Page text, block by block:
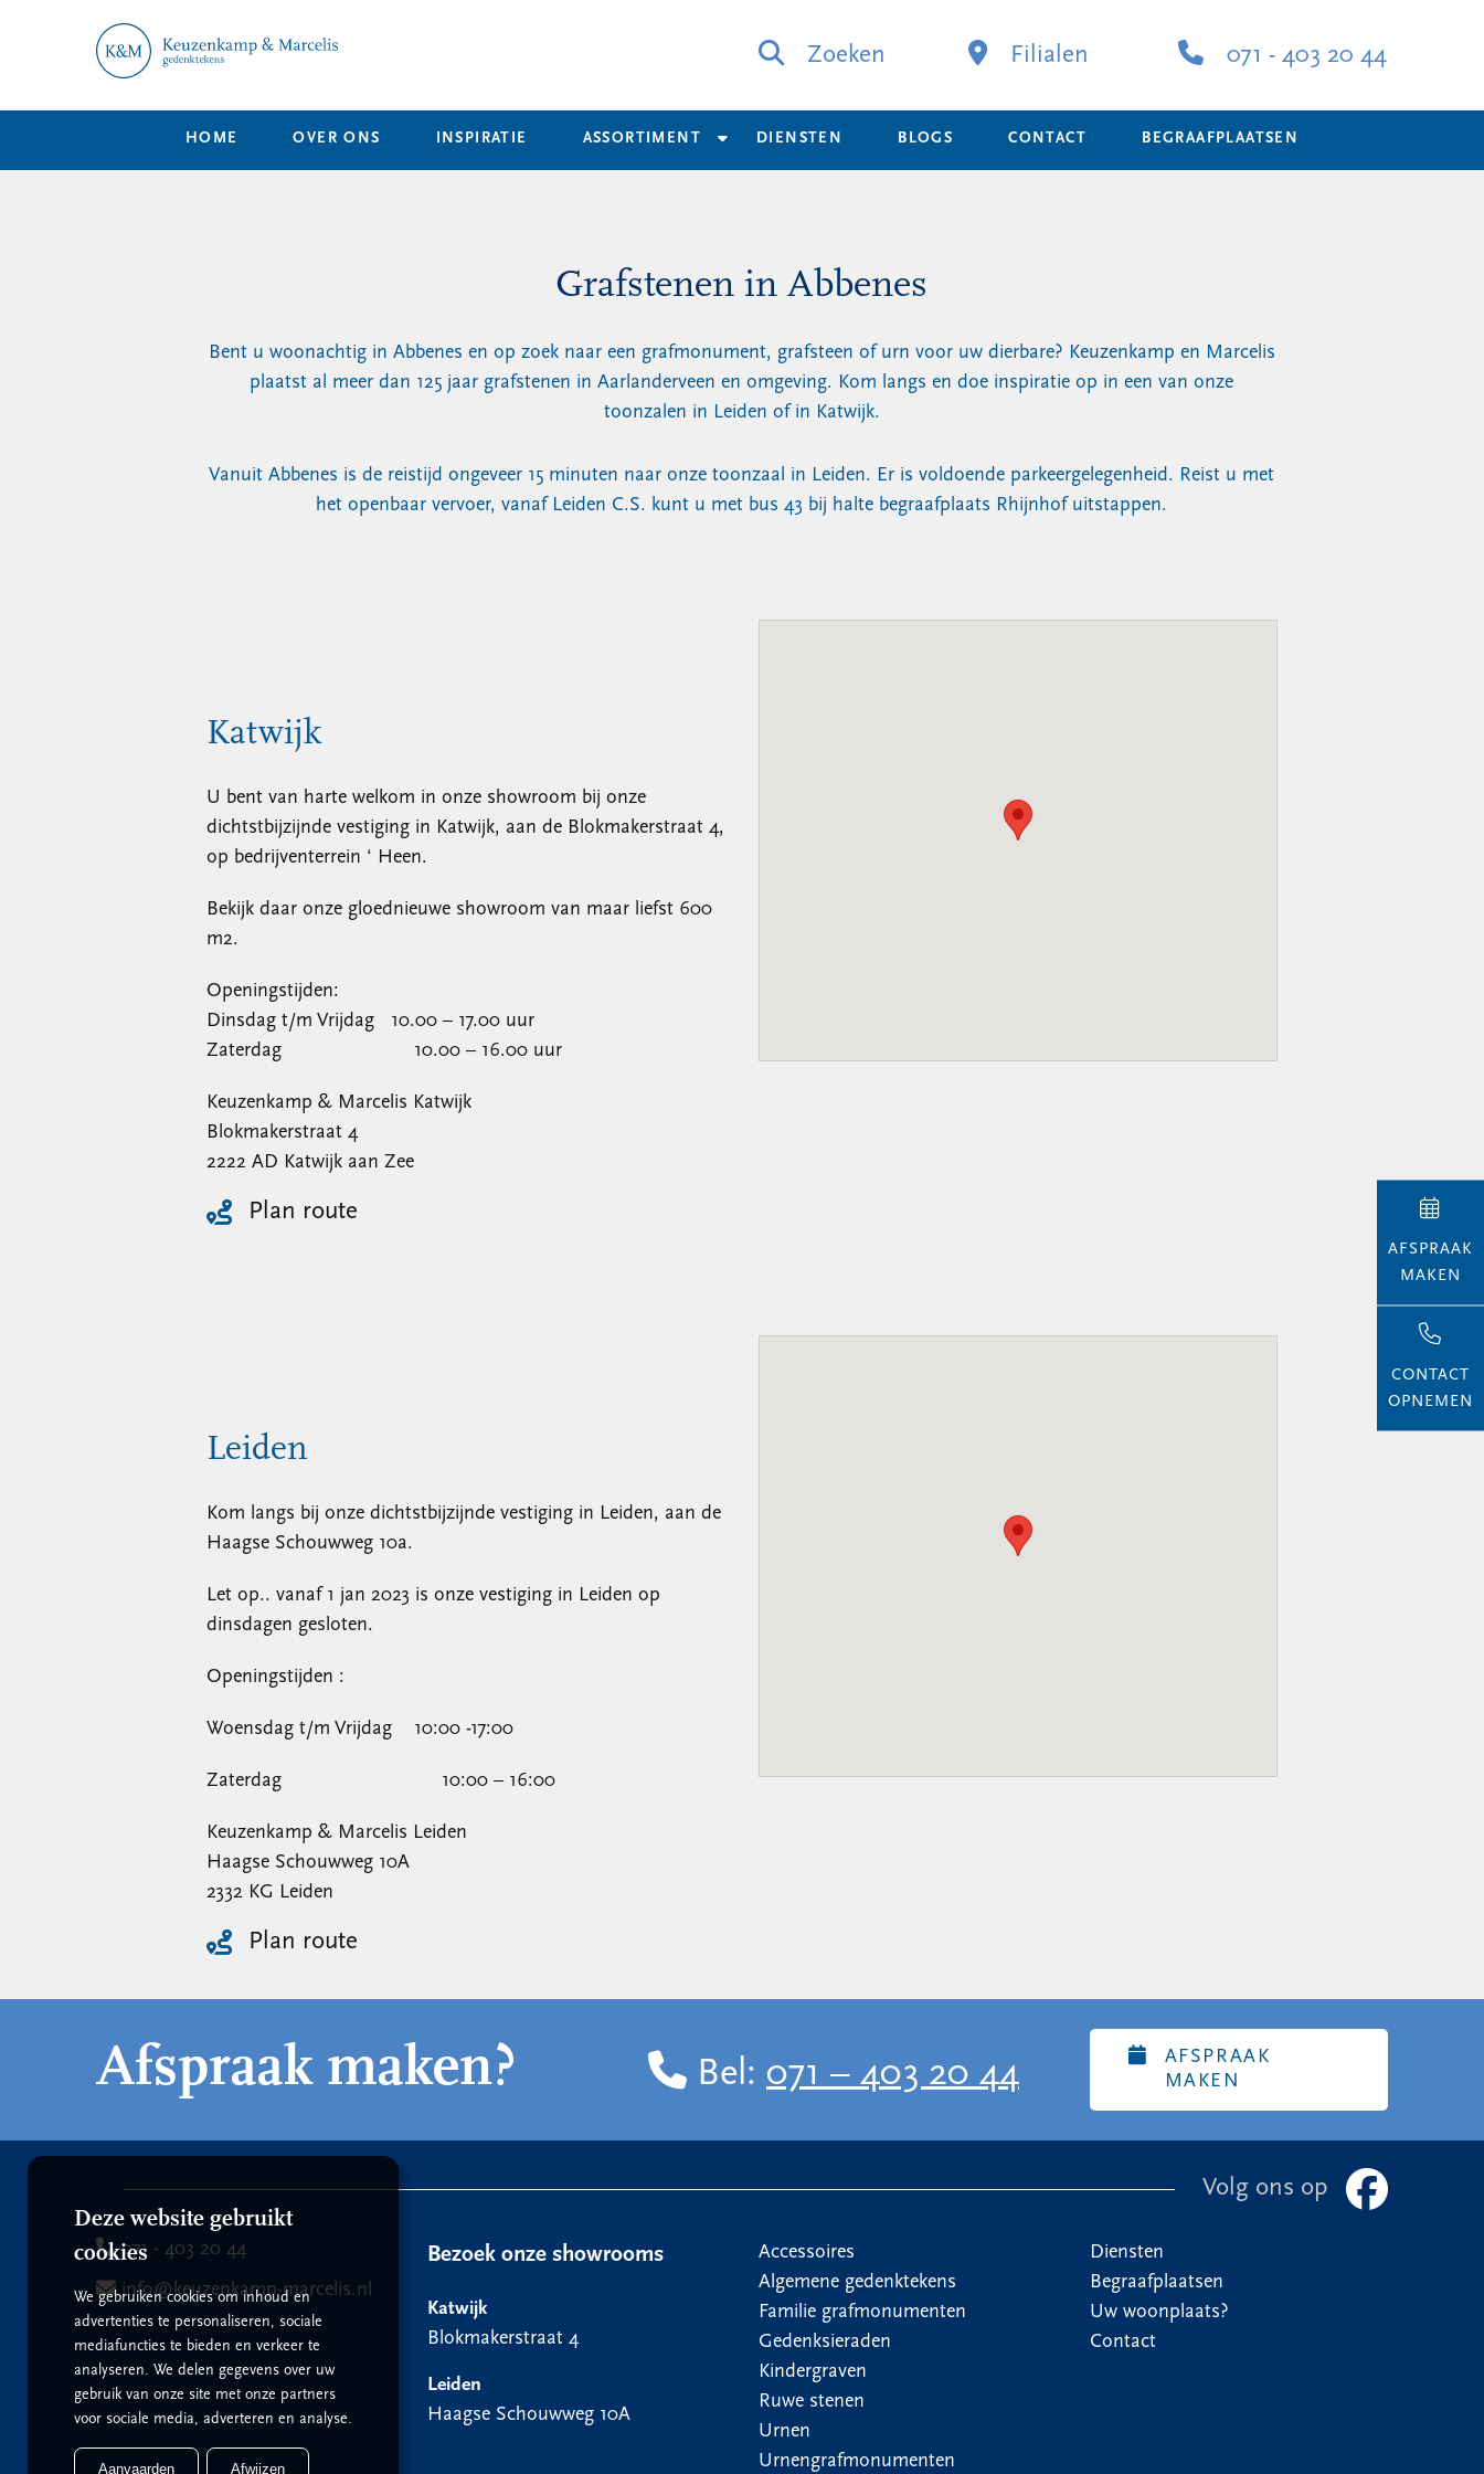
Zoeken Filialen 071 - 403 20 44
HOME OVER ONS INSPIRATIE ASSORTIMENT DIENSTEN BLOGS CONTACT BEGRAAFPLAATSEN
Grafstenen in Abbenes
Bent u woonachtig in Abbenes en op zoek naar een grafmonument, grafsteen of urn voor uw dierbare? Keuzenkamp en Marcelis
plaatst al meer dan 125 jaar grafstenen in Aarlanderveen en omgeving. Kom langs en doe inspiratie op in een van onze
toonzalen in Leiden of in Katwijk.
Vanuit Abbenes is de reistijd ongeveer 15 minuten naar onze toonzaal in Leiden. Er is voldoende parkeergelegenheid. Reist u met
het openbaar vervoer, vanaf Leiden C.S. kunt u met bus 43 bij halte begraafplaats Rhijnhof uitstappen.
Katwijk
U bent van harte welkom in onze showroom bij onze
dichtstbijzijnde vestiging in Katwijk, aan de Blokmakerstraat 4,
op bedrijventerrein ‘ Heen.
Bekijk daar onze gloednieuwe showroom van maar liefst 600
m2.
Openingstijden:
Dinsdag t/m Vrijdag 10.00 – 17.00 uur
Zaterdag 10.00 – 16.00 uur
Keuzenkamp & Marcelis Katwijk
Blokmakerstraat 4
2222 AD Katwijk aan Zee
Plan route
Leiden
Kom langs bij onze dichtstbijzijnde vestiging in Leiden, aan de
Haagse Schouwweg 10a.
Let op.. vanaf 1 jan 2023 is onze vestiging in Leiden op
dinsdagen gesloten.
Openingstijden :
Woensdag t/m Vrijdag 10:00 -17:00
Zaterdag 10:00 – 16:00
Keuzenkamp & Marcelis Leiden
Haagse Schouwweg 10A
2332 KG Leiden
Plan route
AFSPRAAK
MAKEN
CONTACT
OPNEMEN
Afspraak maken? Bel: 071 – 403 20 44
AFSPRAAK
MAKEN
Volg ons op
071 - 403 20 44
info@keuzenkamp-marcelis.nl
Bezoek onze showrooms
Katwijk
Blokmakerstraat 4
Leiden
Haagse Schouwweg 10A
Accessoires
Algemene gedenktekens
Familie grafmonumenten
Gedenksieraden
Kindergraven
Ruwe stenen
Urnen
Urnengrafmonumenten
Diensten
Begraafplaatsen
Uw woonplaats?
Contact
Deze website gebruikt
cookies
We gebruiken cookies om inhoud en
advertenties te personaliseren, sociale
mediafuncties te bieden en verkeer te
analyseren. We delen gegevens over uw
gebruik van onze site met onze partners
voor sociale media, adverteren en analyse.
Aanvaarden Afwijzen